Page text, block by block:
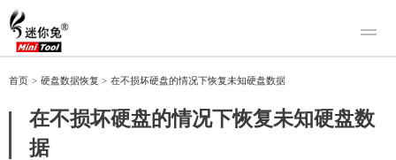
产品
迷你兔分区向导
迷你兔数据备份
下载
购买
首页 > 硬盘数据恢复 > 在不损坏硬盘的情况下恢复未知硬盘数据
在不损坏硬盘的情况下恢复未知硬盘数
据